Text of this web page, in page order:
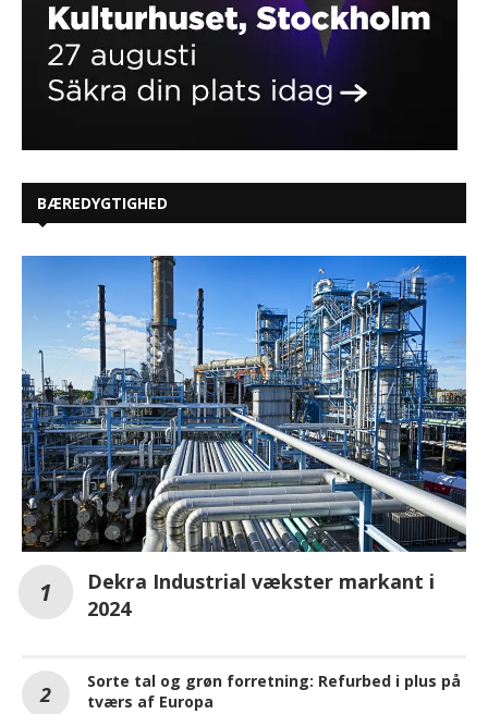
BÆREDYGTIGHED
Dekra Industrial vækster markant i
2024
Sorte tal og grøn forretning: Refurbed i plus på
tværs af Europa